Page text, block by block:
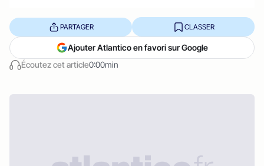
Écoutez cet article0:00min
PARTAGER CLASSER
Ajouter Atlantico en favori sur Google